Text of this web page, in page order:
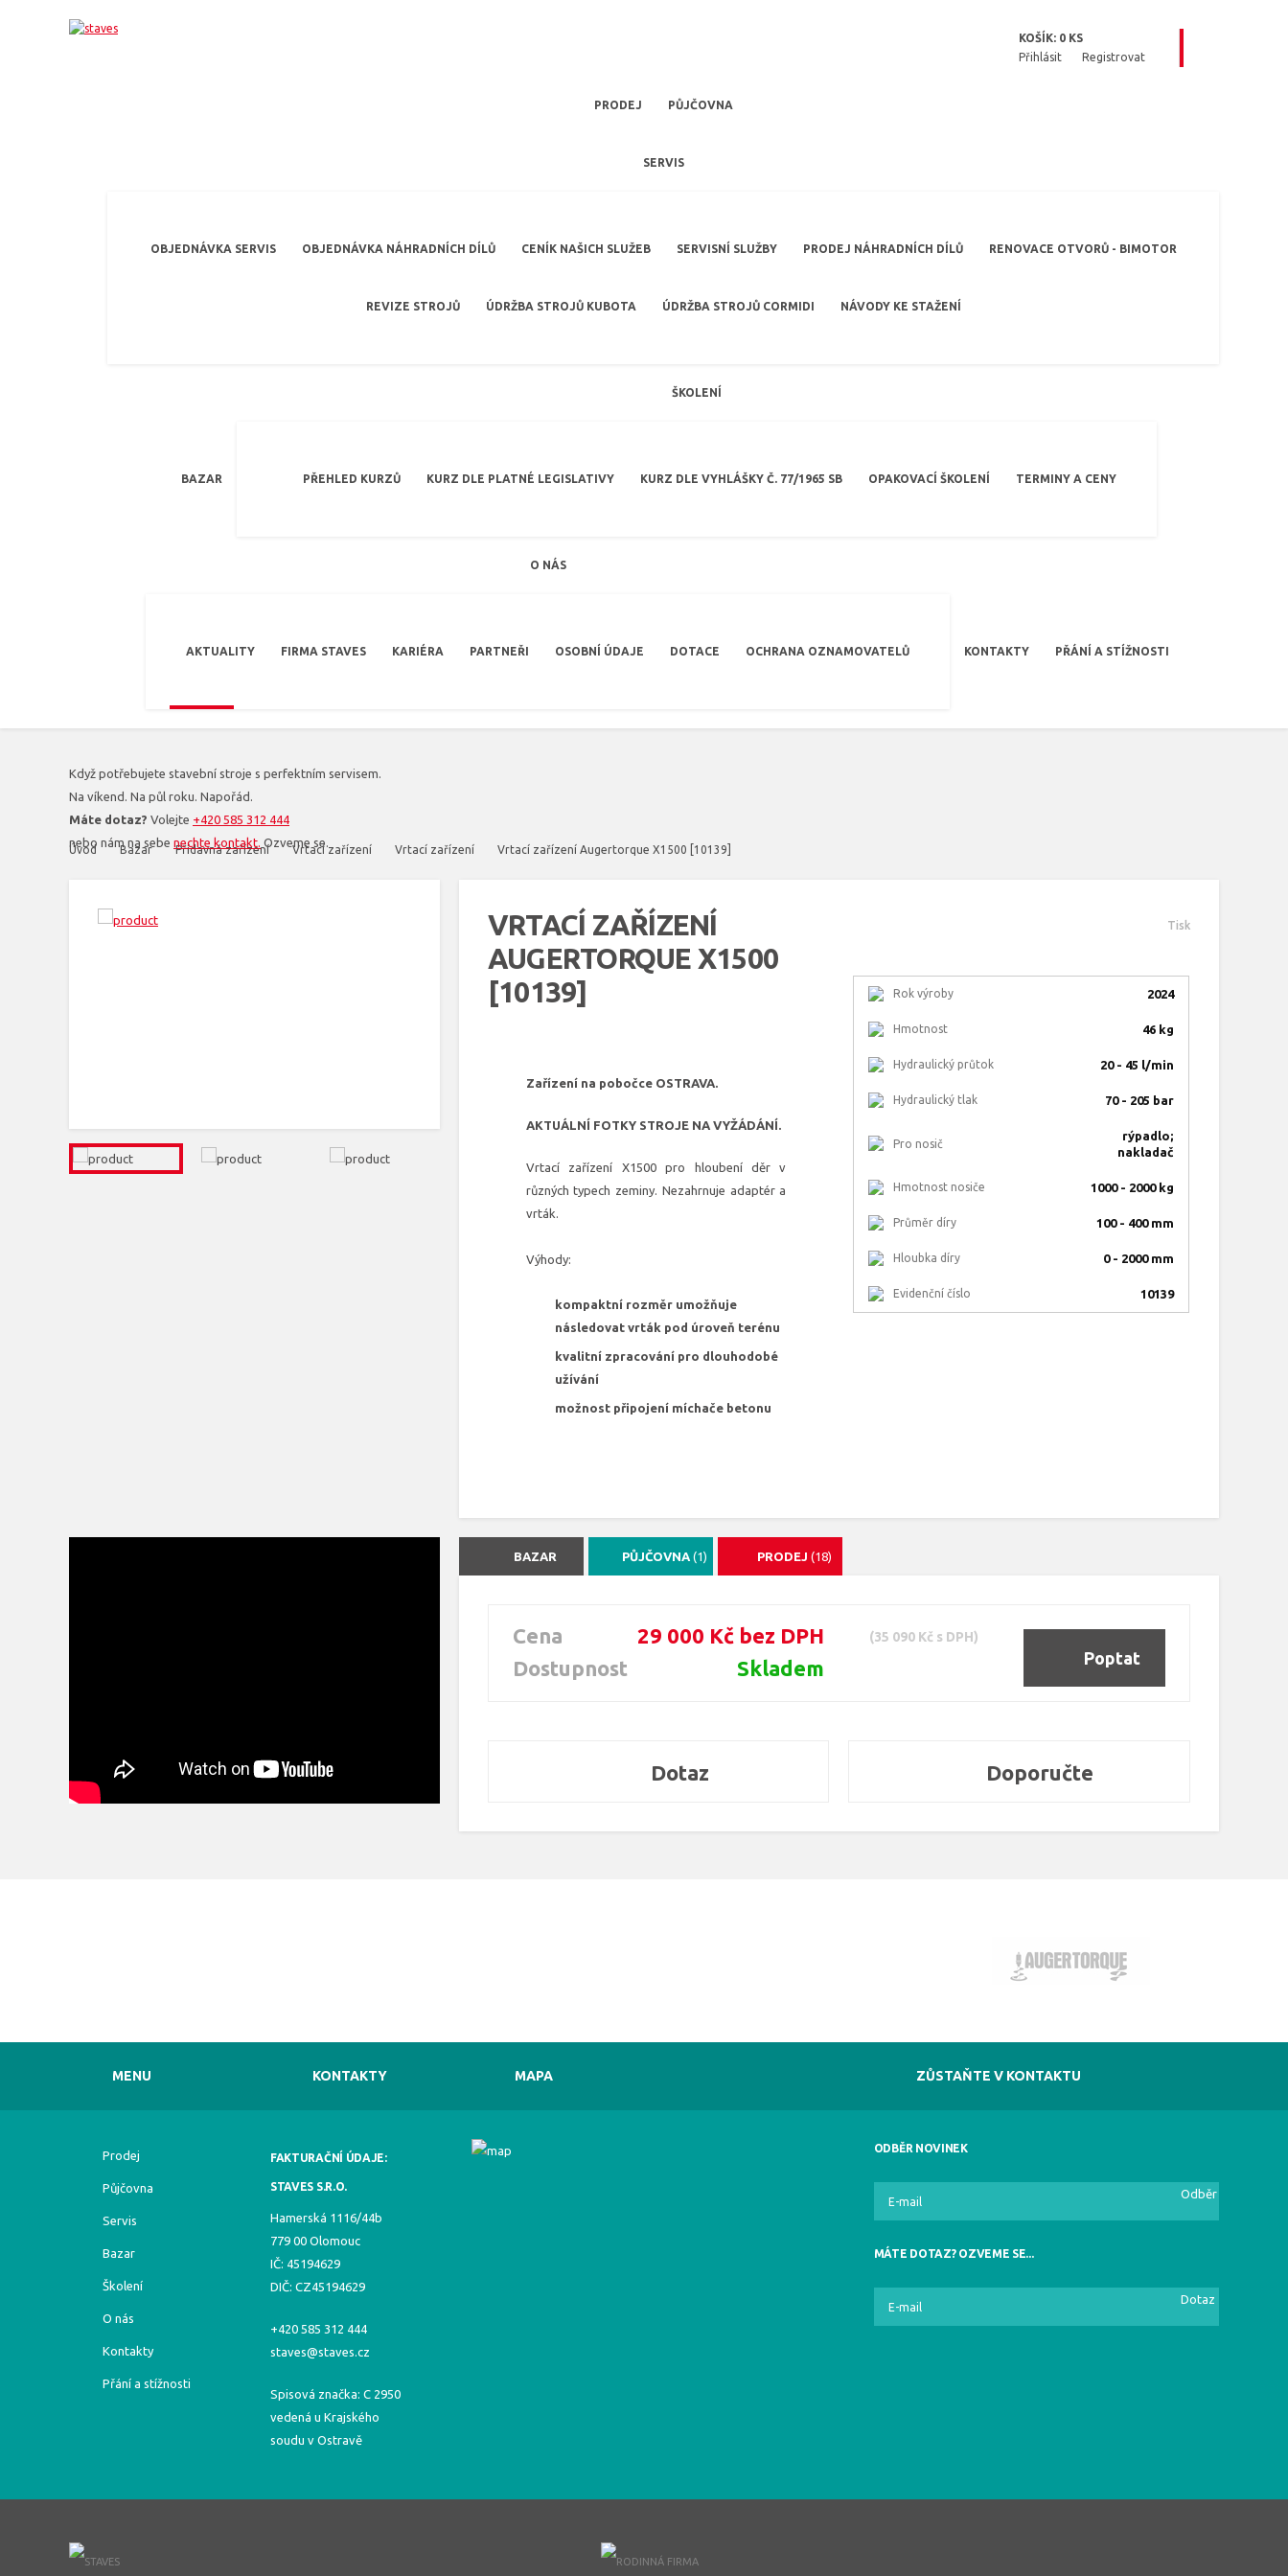
KOŠÍK: 0 KS
Přihlásit
Registrovat
PRODEJ PŮJČOVNA
SERVIS
OBJEDNÁVKA SERVIS OBJEDNÁVKA NÁHRADNÍCH DÍLŮ CENÍK NAŠICH SLUŽEB SERVISNÍ SLUŽBY PRODEJ NÁHRADNÍCH DÍLŮ RENOVACE OTVORŮ - BIMOTOR
REVIZE STROJŮ ÚDRŽBA STROJŮ KUBOTA ÚDRŽBA STROJŮ CORMIDI NÁVODY KE STAŽENÍ
BAZAR
ŠKOLENÍ
PŘEHLED KURZŮ KURZ DLE PLATNÉ LEGISLATIVY KURZ DLE VYHLÁŠKY Č. 77/1965 SB OPAKOVACÍ ŠKOLENÍ TERMINY A CENY
O NÁS
AKTUALITY FIRMA STAVES KARIÉRA PARTNEŘI OSOBNÍ ÚDAJE DOTACE OCHRANA OZNAMOVATELŮ KONTAKTY PŘÁNÍ A STÍŽNOSTI
Když potřebujete stavební stroje s perfektním servisem.
Na víkend. Na půl roku. Napořád.
Máte dotaz? Volejte +420 585 312 444
nebo nám na sebe nechte kontakt. Ozveme se.
Úvod Bazar Přídavná zařízení Vrtací zařízení Vrtací zařízení Vrtací zařízení Augertorque X1500 [10139]
VRTACÍ ZAŘÍZENÍ
AUGERTORQUE X1500
[10139]
Zařízení na pobočce OSTRAVA.
AKTUÁLNÍ FOTKY STROJE NA VYŽÁDÁNÍ.
Vrtací zařízení X1500 pro hloubení děr v
různých typech zeminy. Nezahrnuje adaptér a
vrták.
Výhody:
kompaktní rozměr umožňuje
následovat vrták pod úroveň terénu
kvalitní zpracování pro dlouhodobé
užívání
možnost připojení míchače betonu
Tisk
Rok výroby 2024
Hmotnost 46 kg
Hydraulický průtok 20 - 45 l/min
Hydraulický tlak 70 - 205 bar
Pro nosič
rýpadlo;
nakladač
Hmotnost nosiče 1000 - 2000 kg
Průměr díry 100 - 400 mm
Hloubka díry 0 - 2000 mm
Evidenční číslo 10139
BAZAR PŮJČOVNA (1) PRODEJ(18)
Cena
29 000 Kč bez DPH
Dostupnost
Skladem
(35 090 Kč s DPH)
Poptat
Dotaz Doporučte
MENU KONTAKTY MAPA ZŮSTAŇTE V KONTAKTU
Prodej
Půjčovna
Servis
Bazar
Školení
O nás
Kontakty
Přání a stížnosti
FAKTURAČNÍ ÚDAJE:
STAVES S.R.O.
Hamerská 1116/44b
779 00 Olomouc
IČ: 45194629
DIČ: CZ45194629
+420 585 312 444
staves@staves.cz
Spisová značka: C 2950
vedená u Krajského
soudu v Ostravě
ODBĚR NOVINEK
Odběr
MÁTE DOTAZ? OZVEME SE...
Dotaz